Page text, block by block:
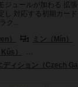
ジュールが加わる 拡
し 対応する初期カー
ク...
）
ミン（Mín）
）
ディション（Czech